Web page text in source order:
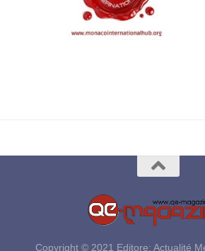
Copyright © 2021 Editore: Actualité